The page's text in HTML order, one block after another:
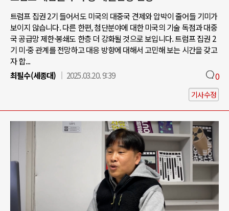
트럼프 집권 2기 들어서도 미국의 대중국 견제와 압박이 줄어들 기미가
보이지 않습니다. 다른 한편, 첨단분야에 대한 미국의 기술 독점과 대중
국 공급망 제한·봉쇄도 한층 더 강화될 것으로 보입니다. 트럼프 집권 2
기 미·중 관계를 전망하고 대응 방향에 대해서 고민해 보는 시간을 갖고
자 합...
최필수(세종대)
2025.03.20. 9:39 0
기사수정